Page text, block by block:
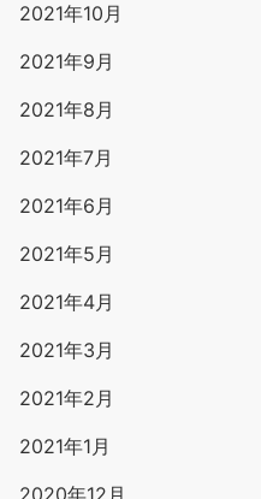
2021年10月
2021年9月
2021年8月
2021年7月
2021年6月
2021年5月
2021年4月
2021年3月
2021年2月
2021年1月